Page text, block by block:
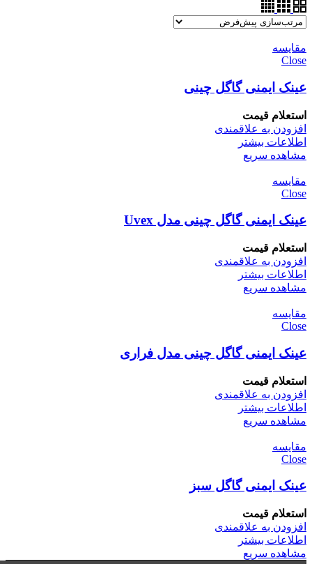
مقایسه
Close
عینک ایمنی گاگل چینی
استعلام قیمت
افزودن به علاقمندی
اطلاعات بیشتر
مشاهده سریع
مقایسه
Close
عینک ایمنی گاگل چینی مدل Uvex
استعلام قیمت
افزودن به علاقمندی
اطلاعات بیشتر
مشاهده سریع
مقایسه
Close
عینک ایمنی گاگل چینی مدل فراری
استعلام قیمت
افزودن به علاقمندی
اطلاعات بیشتر
مشاهده سریع
مقایسه
Close
عینک ایمنی گاگل سبز
استعلام قیمت
افزودن به علاقمندی
اطلاعات بیشتر
مشاهده سریع